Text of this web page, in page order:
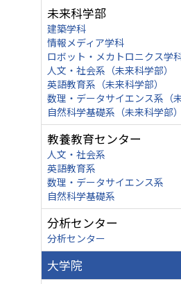
未来科学部
建築学科
情報メディア学科
ロボット・メカトロニクス学
人文・社会系（未来科学部）
英語教育系（未来科学部）
数理・データサイエンス系（
自然科学基礎系（未来科学部）
教養教育センター
人文・社会系
英語教育系
数理・データサイエンス系
自然科学基礎系
分析センター
分析センター
大学院